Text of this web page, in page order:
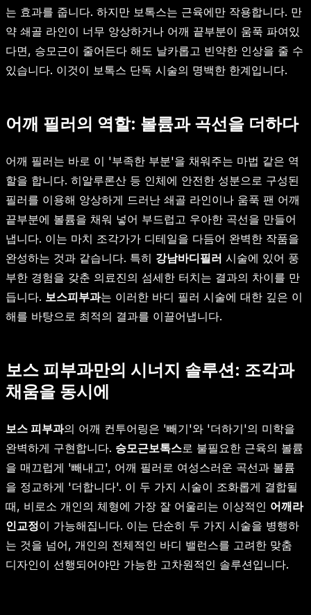
는 효과를 줍니다. 하지만 보톡스는 근육에만 작용합니다. 만
약 쇄골 라인이 너무 앙상하거나 어깨 끝부분이 움푹 파여있
다면, 승모근이 줄어든다 해도 날카롭고 빈약한 인상을 줄 수
있습니다. 이것이 보톡스 단독 시술의 명백한 한계입니다.
어깨 필러의 역할: 볼륨과 곡선을 더하다
어깨 필러는 바로 이 '부족한 부분'을 채워주는 마법 같은 역
할을 합니다. 히알루론산 등 인체에 안전한 성분으로 구성된
필러를 이용해 앙상하게 드러난 쇄골 라인이나 움푹 팬 어깨
끝부분에 볼륨을 채워 넣어 부드럽고 우아한 곡선을 만들어
냅니다. 이는 마치 조각가가 디테일을 다듬어 완벽한 작품을
완성하는 것과 같습니다. 특히 강남바디필러 시술에 있어 풍
부한 경험을 갖춘 의료진의 섬세한 터치는 결과의 차이를 만
듭니다. 보스피부과는 이러한 바디 필러 시술에 대한 깊은 이
해를 바탕으로 최적의 결과를 이끌어냅니다.
보스 피부과만의 시너지 솔루션: 조각과
채움을 동시에
보스 피부과의 어깨 컨투어링은 '빼기'와 '더하기'의 미학을
완벽하게 구현합니다. 승모근보톡스로 불필요한 근육의 볼륨
을 매끄럽게 '빼내고', 어깨 필러로 여성스러운 곡선과 볼륨
을 정교하게 '더합니다'. 이 두 가지 시술이 조화롭게 결합될
때, 비로소 개인의 체형에 가장 잘 어울리는 이상적인 어깨라
인교정이 가능해집니다. 이는 단순히 두 가지 시술을 병행하
는 것을 넘어, 개인의 전체적인 바디 밸런스를 고려한 맞춤
디자인이 선행되어야만 가능한 고차원적인 솔루션입니다.